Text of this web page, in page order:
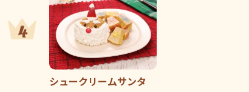
シュークリームサンタ